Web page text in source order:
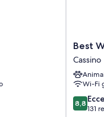
Best
Western
Hotel
Rocca
Cassino
Best
Cassino
Wi-Fi
8.8
su
8,8
131